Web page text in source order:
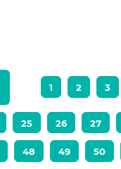
1 2 3
25 26 27
48 49 50